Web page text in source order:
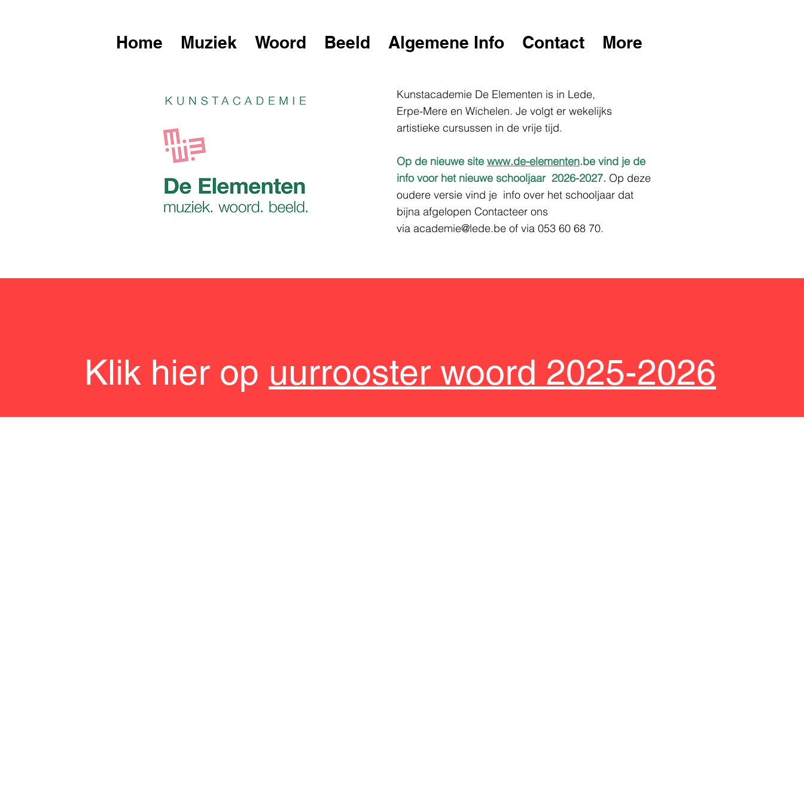
Home Muziek Woord Beeld Algemene Info Contact More
Kunstacademie De Elementen is in Lede,
Erpe-Mere en Wichelen. Je volgt er wekelijks
artistieke cursussen in de vrije tijd.
Op de nieuwe site www.de-elementen.be vind je de
info voor het nieuwe schooljaar 2026-2027. Op deze
oudere versie vind je info over het schooljaar dat
bijna afgelopen Contacteer ons
via academie@lede.be of via 053 60 68 70.
Klik hier op uurrooster woord 2025-2026